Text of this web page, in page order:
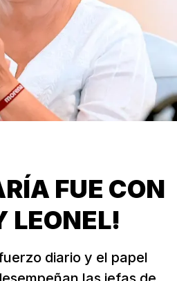
FUE CON
LEONEL!
diario y el papel